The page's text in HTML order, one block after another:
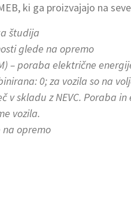
ki ga proizvajajo na
študija
glede na opremo
– poraba električne
0; za vozila so na
v skladu z NEVC. Poraba
vozila.
opremo